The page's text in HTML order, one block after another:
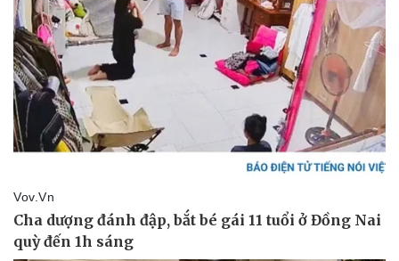
Vụ án
Tin nóng
Tư vấn luật
Vũ khí
Việt Nam
Phân tích